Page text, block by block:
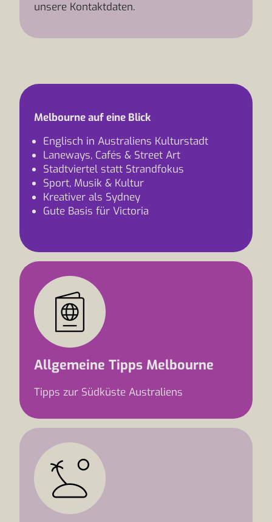
unsere Kontaktdaten.
Melbourne auf eine Blick
Englisch in Australiens Kulturstadt
Laneways, Cafés & Street Art
Stadtviertel statt Strandfokus
Sport, Musik & Kultur
Kreativer als Sydney
Gute Basis für Victoria
Allgemeine Tipps Melbourne
Tipps zur Südküste Australiens